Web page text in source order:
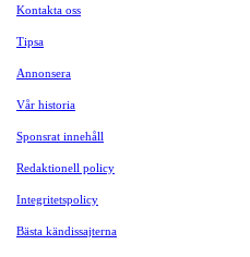
Kontakta oss
Tipsa
Annonsera
Vår historia
Sponsrat innehåll
Redaktionell policy
Integritetspolicy
Bästa kändissajterna